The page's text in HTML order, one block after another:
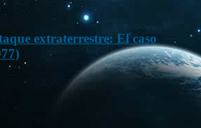
extraterrestre: El caso